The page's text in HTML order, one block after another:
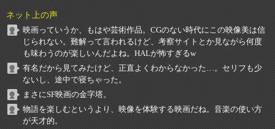
ネット上の声
映画っていうか、もはや芸術作品。CGのない時代にこの映像美は信
じられない。難解って言われるけど、考察サイトとか見ながら何度
も味わうのが楽しいんだよね。HALが怖すぎるw
有名だから見てみたけど、正直よくわからなかった…。セリフも少
ないし、途中で寝ちゃった。
まさにSF映画の金字塔。
物語を楽しむというより、映像を体験する映画だね。音楽の使い方
が天才的。